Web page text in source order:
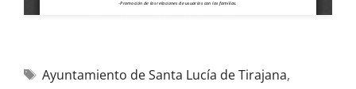
Ayuntamiento de Santa Lucía de Tirajana,